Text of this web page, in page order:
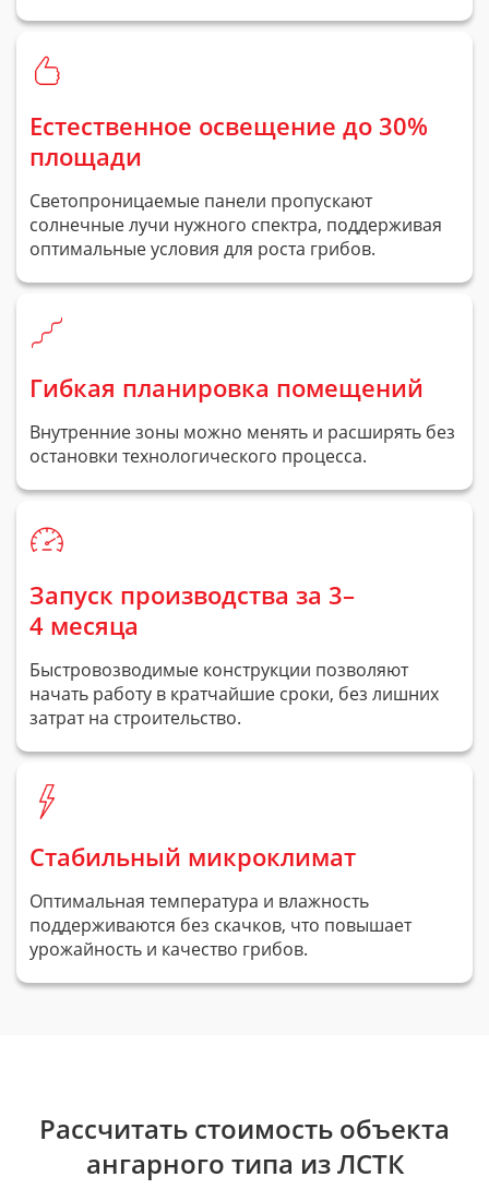
Естественное освещение до 30%
площади
Светопроницаемые панели пропускают
солнечные лучи нужного спектра, поддерживая
оптимальные условия для роста грибов.
Гибкая планировка помещений
Внутренние зоны можно менять и расширять без
остановки технологического процесса.
Запуск производства за 3–
4 месяца
Быстровозводимые конструкции позволяют
начать работу в кратчайшие сроки, без лишних
затрат на строительство.
Стабильный микроклимат
Оптимальная температура и влажность
поддерживаются без скачков, что повышает
урожайность и качество грибов.
Рассчитать стоимость объекта
ангарного типа из ЛСТК